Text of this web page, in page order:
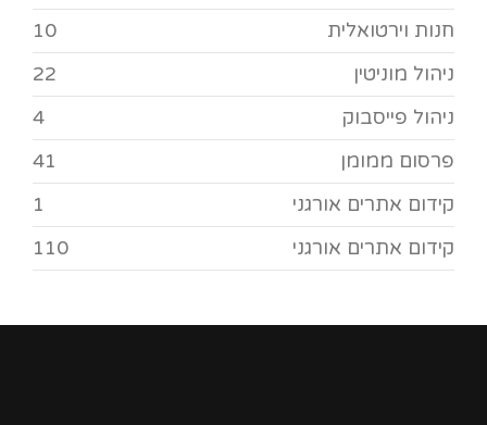
חנות וירטואלית
10
ניהול מוניטין
22
ניהול פייסבוק
4
פרסום ממומן
41
קידום אתרים אורגני
1
קידום אתרים אורגני
110